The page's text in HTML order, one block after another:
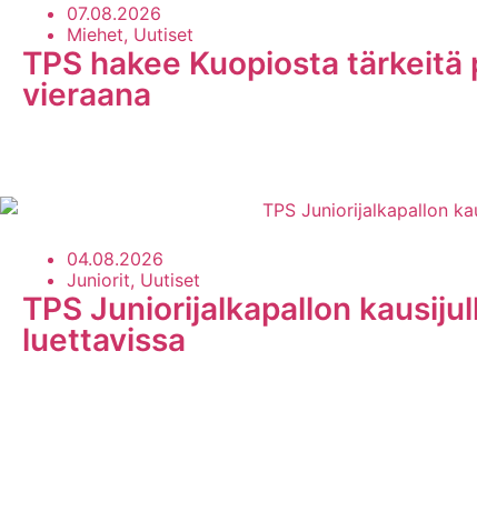
07.08.2026
Miehet, Uutiset
TPS hakee Kuopiosta
vieraana
04.08.2026
Juniorit, Uutiset
TPS Juniorijalkapallon
luettavissa